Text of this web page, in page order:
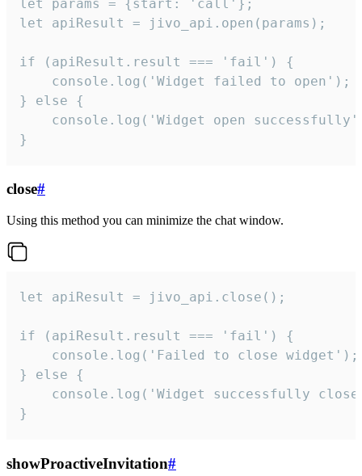
let params = {start: 'call'};
let apiResult = jivo_api.open(params);
if (apiResult.result === 'fail') {
    console.log('Widget failed to open');
} else {
console.log('Widget open
}
close#
Using this method you can minimize the chat window.
let apiResult = jivo_api.close();
if (apiResult.result === 'fail') {
    console.log('Failed to close widget');
} else {
console.log('Widget successfully
}
showProactiveInvitation#